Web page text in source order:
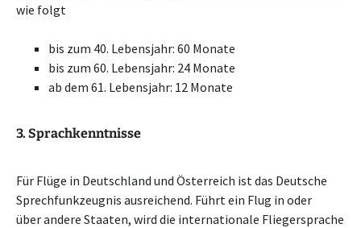
wie folgt
bis zum 40. Lebensjahr: 60 Monate
bis zum 60. Lebensjahr: 24 Monate
ab dem 61. Lebensjahr: 12 Monate
3. Sprachkenntnisse
Für Flüge in Deutschland und Österreich ist das Deutsche
Sprechfunkzeugnis ausreichend. Führt ein Flug in oder
über andere Staaten, wird die internationale Fliegersprache